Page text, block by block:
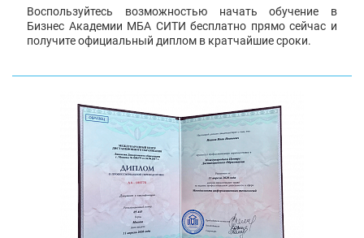
Воспользуйтесь возможностью начать обучение в
Бизнес Академии МБА СИТИ бесплатно прямо сейчас и
получите официальный диплом в кратчайшие сроки.